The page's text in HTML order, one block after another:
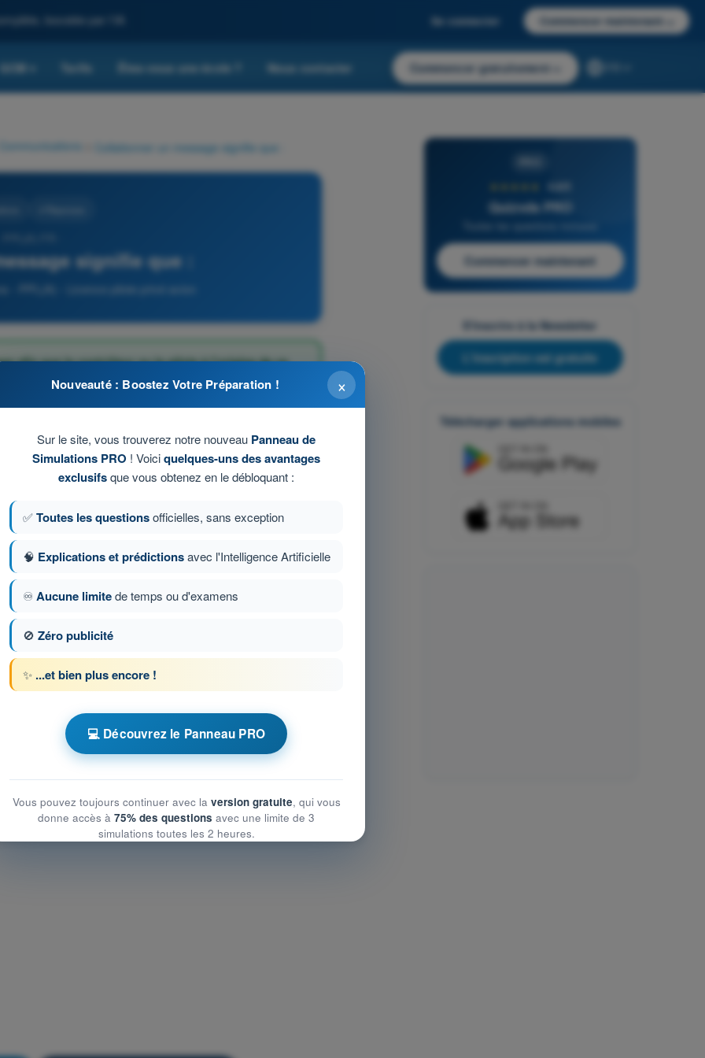
boostée par l'IA Se connecter Commencer maintenant
QCM Tarifs Êtes-vous une école ? Nous contacter Commencer gratuitement
Communications Collationner un message signifie que :
signifie que :
- PPL(A) - Licence pilote privé avion
afin que le contrôleur ou le pilote à l'origine de ce
tout ou partie du message afin que le destinataire soit
tout ou partie du message afin que le destinataire soit
le contrôleur ou le pilote à l'origine de ce message
112 sur 122
PPL(A) - Licence pilote privé avion
QCM d'Entraînement PPL(A) FR - Communications
4,6/5
Quizvds PRO
Commencer maintenant
S'inscrire à la Newsletter
L'inscription est gratuite
Télécharger applications mobiles
×
Nouveauté : Boostez Votre Préparation !
Sur le site, vous trouverez notre nouveau Panneau de
Simulations PRO ! Voiciquelques-uns des avantages
exclusifsque vous obtenez en le débloquant :
✅Toutes les questionsofficielles, sans exception
🧠 Explications et prédictionsavec l'Intelligence Artificielle
♾️Aucune limitede temps ou d'examens
🚫 Zéro publicité
✨ ...et bien plus encore !
💻 Découvrez le Panneau PRO
Vous pouvez toujours continuer avec la version gratuite, qui vous
donne accès à 75% des questions avec une limite de 3
simulations toutes les 2 heures.